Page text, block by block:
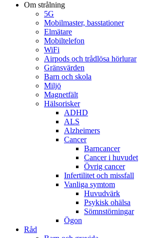
Om strålning
5G
Mobilmaster, basstationer
Elmätare
Mobiltelefon
WiFi
Airpods och trådlösa hörlurar
Gränsvärden
Barn och skola
Miljö
Magnetfält
Hälsorisker
ADHD
ALS
Alzheimers
Cancer
Barncancer
Cancer i huvudet
Övrig cancer
Infertilitet och missfall
Vanliga symtom
Huvudvärk
Psykisk ohälsa
Sömnstörningar
Ögon
Råd